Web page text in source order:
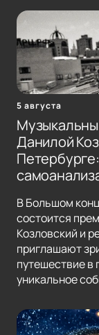
5 августа
Данилой
В Большом
состоится
Козловский и
приглашают
путешествие в
уникальное